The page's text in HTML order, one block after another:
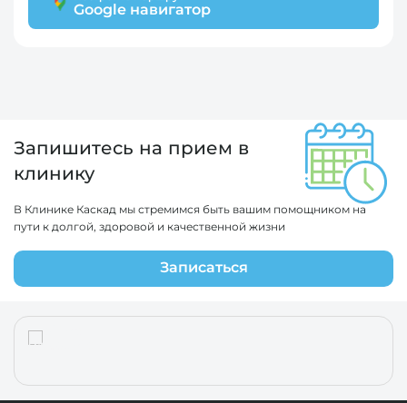
Google навигатор
Запишитесь на прием в
клинику
В Клинике Каскад мы стремимся быть вашим помощником на
пути к долгой, здоровой и качественной жизни
Записаться